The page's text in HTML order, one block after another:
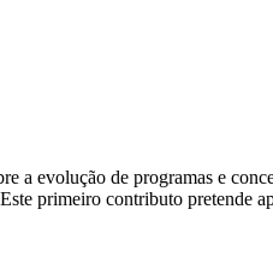
a evolução de programas e
primeiro contributo pretende